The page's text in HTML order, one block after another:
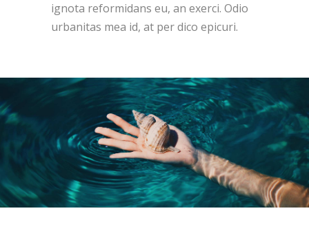
ignota reformidans eu, an exerci. Odio
urbanitas mea id, at per dico epicuri.